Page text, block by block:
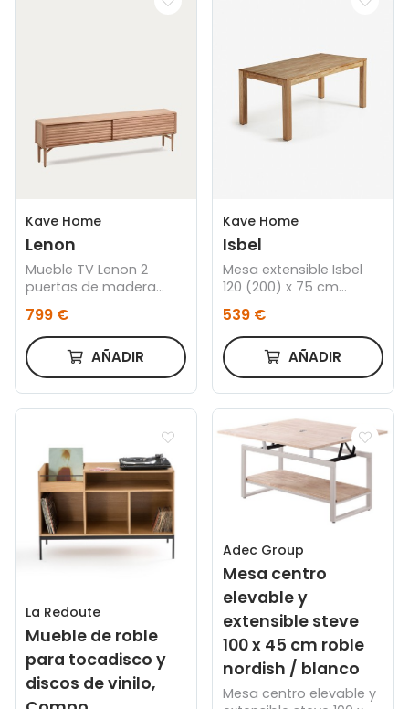
Kave Home
Lenon
Mueble TV Lenon 2
puertas de madera
roble 200 x 57 cm FSC
MIX Credit
799 €
AÑADIR
Kave Home
Isbel
Mesa extensible Isbel
120 (200) x 75 cm
roble
539 €
AÑADIR
La Redoute
Mueble de roble
para tocadisco y
discos de vinilo,
Adec Group
Mesa centro
elevable y
extensible steve
100 x 45 cm roble
nordish / blanco
Mesa centro elevable y